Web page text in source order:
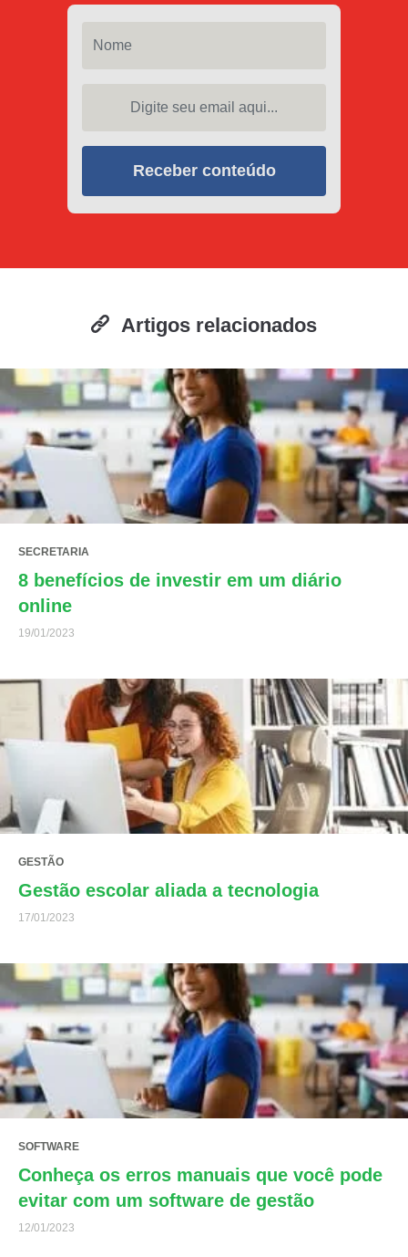
Receber conteúdo
Artigos relacionados
SECRETARIA
8 benefícios de investir em um diário
online
19/01/2023
GESTÃO
Gestão escolar aliada a tecnologia
17/01/2023
SOFTWARE
Conheça os erros manuais que você pode
evitar com um software de gestão
12/01/2023